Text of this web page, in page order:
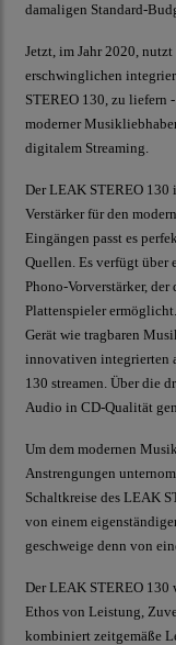
damaligen Standard-
Jetzt, im Jahr 2020,
erschwinglichen
STEREO 130, zu liefern
moderner
digitalem Streaming.
Der LEAK STEREO
Verstärker für den
Eingängen passt es
Quellen. Es verfügt
Phono-Vorverstärker,
Plattenspieler
Gerät wie tragbaren
innovativen integrierten
130 streamen. Über die
Audio in CD-Qualität
Um dem modernen
Anstrengungen
Schaltkreise des LEAK
von einem
geschweige denn von
Der LEAK STEREO
Ethos von Leistung,
kombiniert zeitgemäße